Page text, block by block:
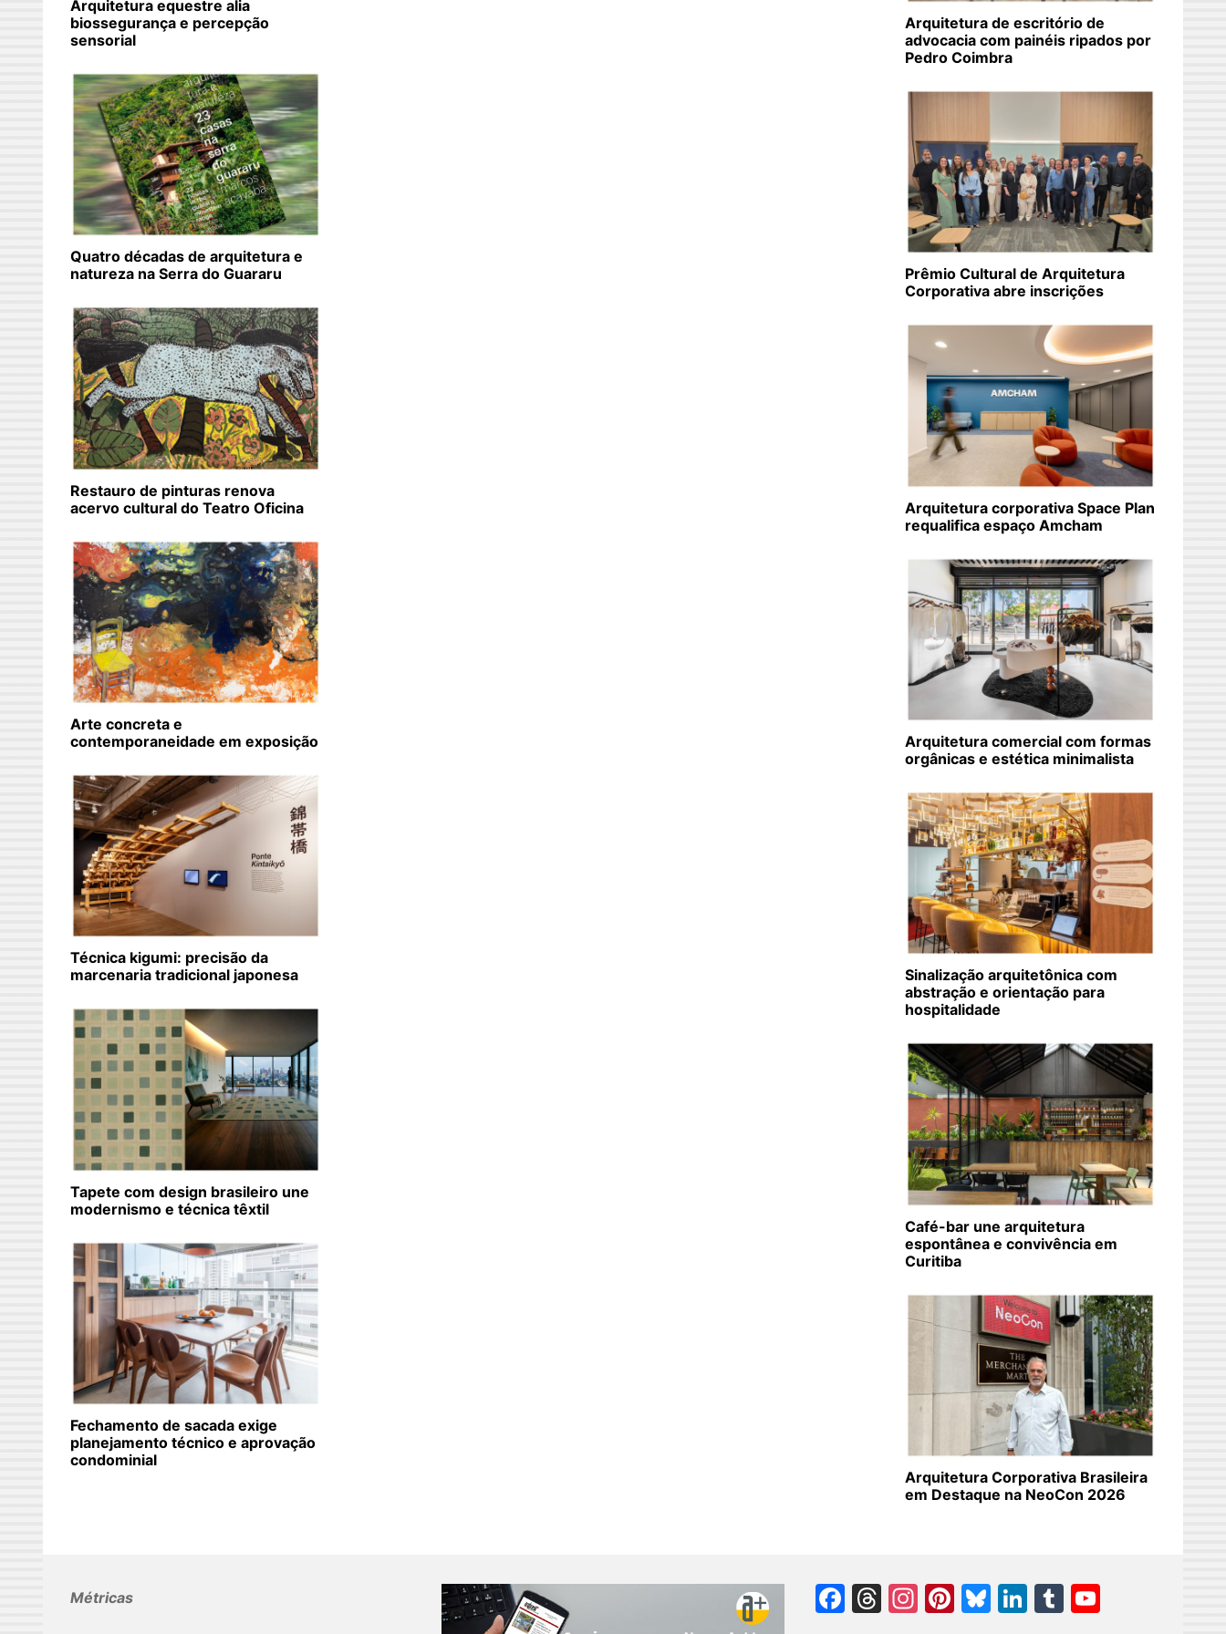
Arquitetura equestre alia
biossegurança e percepção
sensorial
Quatro décadas de arquitetura e
natureza na Serra do Guararu
Restauro de pinturas renova
acervo cultural do Teatro Oficina
Arte concreta e
contemporaneidade em exposição
Técnica kigumi: precisão da
marcenaria tradicional japonesa
Tapete com design brasileiro une
modernismo e técnica têxtil
Fechamento de sacada exige
planejamento técnico e aprovação
condominial
Arquitetura de escritório de
advocacia com painéis ripados por
Pedro Coimbra
Prêmio Cultural de Arquitetura
Corporativa abre inscrições
Arquitetura corporativa Space Plan
requalifica espaço Amcham
Arquitetura comercial com formas
orgânicas e estética minimalista
Sinalização arquitetônica com
abstração e orientação para
hospitalidade
Café-bar une arquitetura
espontânea e convivência em
Curitiba
Arquitetura Corporativa Brasileira
em Destaque na NeoCon 2026
Métricas Facebook
Threads
Instagram
Pinterest
Bluesky
LinkedIn
Tumblr